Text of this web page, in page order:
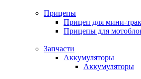
Прицепы
Прицеп для мини-
Прицепы для
Запчасти
Аккумуляторы
Аккумуляторы